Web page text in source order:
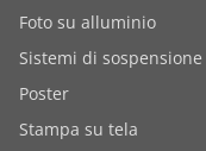
Foto su alluminio
Sistemi di sospensione
Poster
Stampa su tela